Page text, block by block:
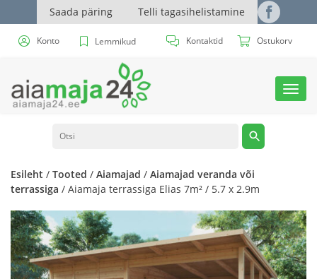
Saada päring Telli tagasihelistamine
Konto Lemmikud Kontaktid Ostukorv
Esileht / Tooted / Aiamajad / Aiamajad veranda või
terrassiga / Aiamaja terrassiga Elias 7m² / 5.7 x 2.9m